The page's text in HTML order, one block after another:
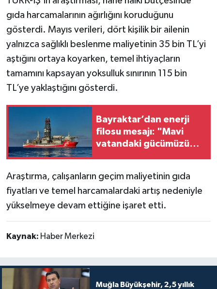
gıda harcamalarının ağırlığını koruduğunu
gösterdi. Mayıs verileri, dört kişilik bir ailenin
yalnızca sağlıklı beslenme maliyetinin 35 bin TL’yi
aştığını ortaya koyarken, temel ihtiyaçların
tamamını kapsayan yoksulluk sınırının 115 bin
TL’ye yaklaştığını gösterdi.
Bayraktar’dan enerji
filosu mesajı: "Mavi
vatandaki gücümüzü
Araştırma, çalışanların geçim maliyetinin gıda
fiyatları ve temel harcamalardaki artış nedeniyle
yükselmeye devam ettiğine işaret etti.
Kaynak: Haber Merkezi
Muğla Büyükşehir, 2,5 yıllık